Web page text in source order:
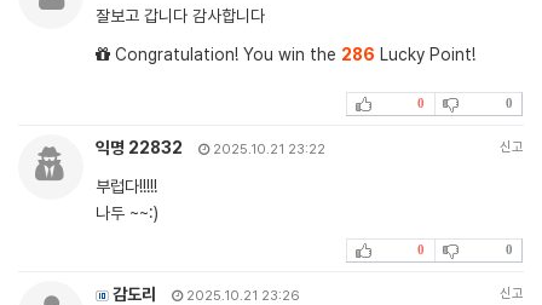
잘보고 갑니다 감사합니다
Congratulation! You win the 286 Lucky Point!
0 0
익명 22832 2025.10.21 23:22 신고
부럽다!!!!!
나두 ~~:)
0 0
감도리 2025.10.21 23:26 신고